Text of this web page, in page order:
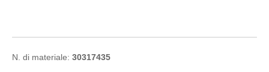
N. di materiale: 30317435